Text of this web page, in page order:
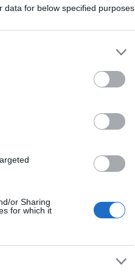
data for below specified purposes
or Sharing
for which it
tidlig klart at skiskytterstafetten i